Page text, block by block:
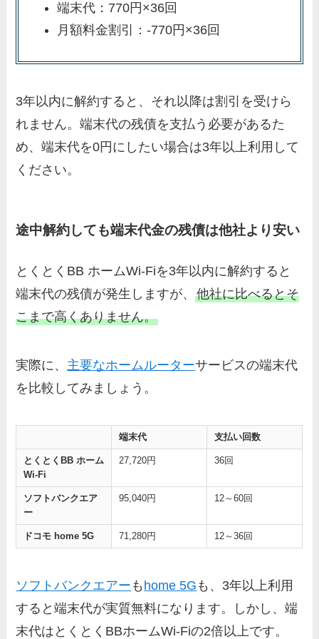
端末代：770円×36回
月額料金割引：-770円×36回
3年以内に解約すると、それ以降は割引を受けら
れません。端末代の残債を支払う必要があるた
め、端末代を0円にしたい場合は3年以上利用して
ください。
途中解約しても端末代金の残債は他社より安い
とくとくBB ホームWi-Fiを3年以内に解約すると
端末代の残債が発生しますが、他社に比べるとそ
こまで高くありません。
実際に、 主要なホームルーターサービスの端末代
を比較してみましょう。
端末代 支払い回数
とくとくBB ホーム
Wi-Fi
27,720円 36回
ソフトバンクエア
ー
95,040円 12～60回
ドコモ home 5G 71,280円 12～36回
ソフトバンクエアー も home 5G も、3年以上利用
すると端末代が実質無料になります。しかし、端
末代はとくとくBBホームWi-Fiの2倍以上です。